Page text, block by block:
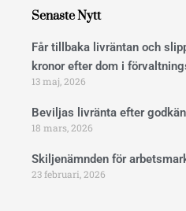
k
i
n
Senaste Nytt
Får tillbaka livräntan och
kronor efter dom i
13 maj, 2026
Beviljas livränta efter
18 mars, 2026
Skiljenämnden för
23 februari, 2026